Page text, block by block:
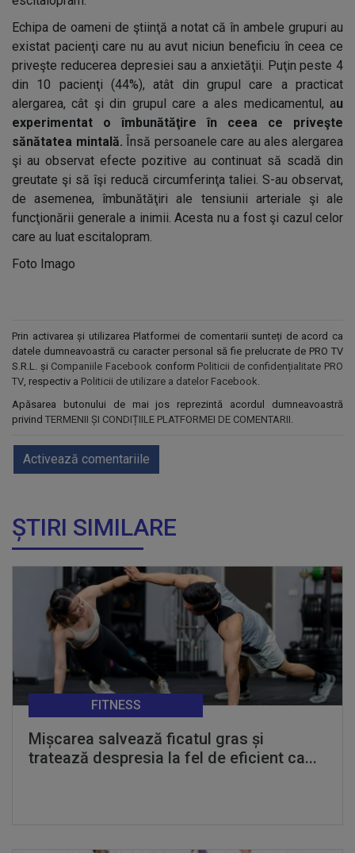
Echipa de oameni de ştiinţă a notat că în ambele grupuri au
existat pacienţi care nu au avut niciun beneficiu în ceea ce
priveşte reducerea depresiei sau a anxietăţii. Puţin peste 4
din 10 pacienţi (44%), atât din grupul care a practicat
alergarea, cât şi din grupul care a ales medicamentul, au
experimentat o îmbunătăţire în ceea ce priveşte
sănătatea mintală. Însă persoanele care au ales alergarea
şi au observat efecte pozitive au continuat să scadă din
greutate şi să îşi reducă circumferinţa taliei. S-au observat,
de asemenea, îmbunătăţiri ale tensiunii arteriale şi ale
funcţionării generale a inimii. Acesta nu a fost şi cazul celor
care au luat escitalopram.
Foto Imago
Prin activarea și utilizarea Platformei de comentarii sunteți de acord ca
datele dumneavoastră cu caracter personal să fie prelucrate de PRO TV
S.R.L. și Companiile Facebook conform Politicii de confidențialitate PRO
TV, respectiv a Politicii de utilizare a datelor Facebook.
Apăsarea butonului de mai jos reprezintă acordul dumneavoastră
privind TERMENII ȘI CONDIȚIILE PLATFORMEI DE COMENTARII.
Activează comentariile
ȘTIRI SIMILARE
Mișcarea salvează ficatul gras și
tratează despresia la fel de eficient ca...
FITNESS